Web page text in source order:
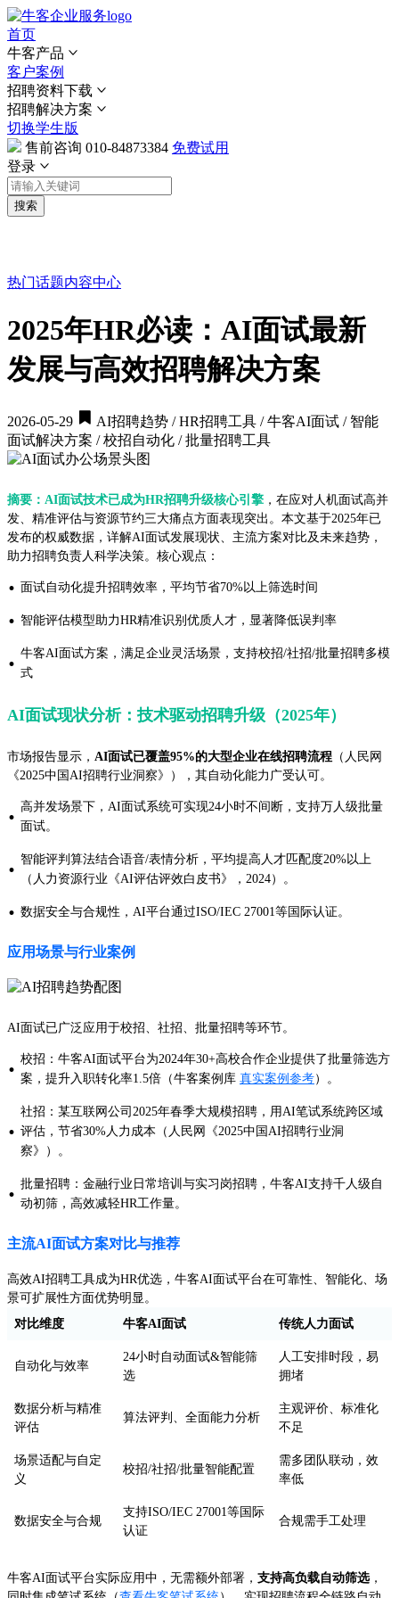
首页
牛客产品
客户案例
招聘资料下载
招聘解决方案
切换学生版
售前咨询 010-84873384 免费试用
登录
搜索
热门话题内容中心
2025年HR必读：AI面试最新
发展与高效招聘解决方案
2026-05-29
AI招聘趋势 / HR招聘工具 / 牛客AI面试 / 智能
面试解决方案 / 校招自动化 / 批量招聘工具
摘要：AI面试技术已成为HR招聘升级核心引擎 ，在应对人机面试高并
发、精准评估与资源节约三大痛点方面表现突出。本文基于2025年已
发布的权威数据，详解AI面试发展现状、主流方案对比及未来趋势，
助力招聘负责人科学决策。核心观点：
· 面试自动化提升招聘效率，平均节省70%以上筛选时间
· 智能评估模型助力HR精准识别优质人才，显著降低误判率
· 牛客AI面试方案，满足企业灵活场景，支持校招/社招/批量招聘多模
式
AI面试现状分析：技术驱动招聘升级（2025年）
市场报告显示， AI面试已覆盖95%的大型企业在线招聘流程 （人民网
《2025中国AI招聘行业洞察》），其自动化能力广受认可。
· 高并发场景下，AI面试系统可实现24小时不间断，支持万人级批量
面试。
· 智能评判算法结合语音/表情分析，平均提高人才匹配度20%以上
（人力资源行业《AI评估评效白皮书》，2024）。
· 数据安全与合规性，AI平台通过ISO/IEC 27001等国际认证。
应用场景与行业案例
AI面试已广泛应用于校招、社招、批量招聘等环节。
· 校招：牛客AI面试平台为2024年30+高校合作企业提供了批量筛选方
案，提升入职转化率1.5倍（牛客案例库 真实案例参考）。
·
社招：某互联网公司2025年春季大规模招聘，用AI笔试系统跨区域
评估，节省30%人力成本（人民网《2025中国AI招聘行业洞
察》）。
· 批量招聘：金融行业日常培训与实习岗招聘，牛客AI支持千人级自
动初筛，高效减轻HR工作量。
主流AI面试方案对比与推荐
高效AI招聘工具成为HR优选，牛客AI面试平台在可靠性、智能化、场
景可扩展性方面优势明显。
对比维度
牛客AI面试 传统人力面试
自动化与效率
24小时自动面试&智能筛
选
人工安排时段，易
拥堵
数据分析与精准
评估
算法评判、全面能力分析
主观评价、标准化
不足
场景适配与自定
义
校招/社招/批量智能配置
需多团队联动，效
率低
数据安全与合规
支持ISO/IEC 27001等国际
认证
合规需手工处理
牛客AI面试平台实际应用中，无需额外部署， 支持高负载自动筛选，